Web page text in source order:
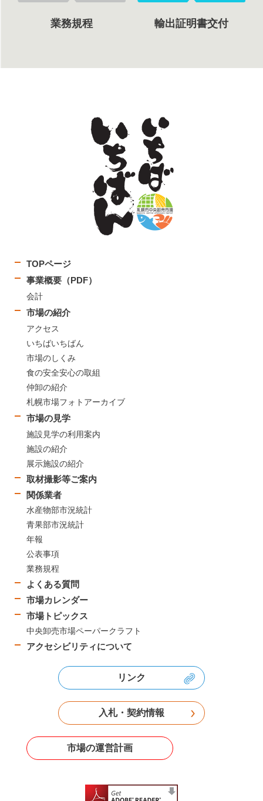
業務規程 輸出証明書交付
TOPページ
事業概要（PDF）
会計
市場の紹介
アクセス
いちばいちばん
市場のしくみ
食の安全安心の取組
仲卸の紹介
札幌市場フォトアーカイブ
市場の見学
施設見学の利用案内
施設の紹介
展示施設の紹介
取材撮影等ご案内
関係業者
水産物部市況統計
青果部市況統計
年報
公表事項
業務規程
よくある質問
市場カレンダー
市場トピックス
中央卸売市場ペーパークラフト
アクセシビリティについて
リンク
入札・契約情報
市場の運営計画